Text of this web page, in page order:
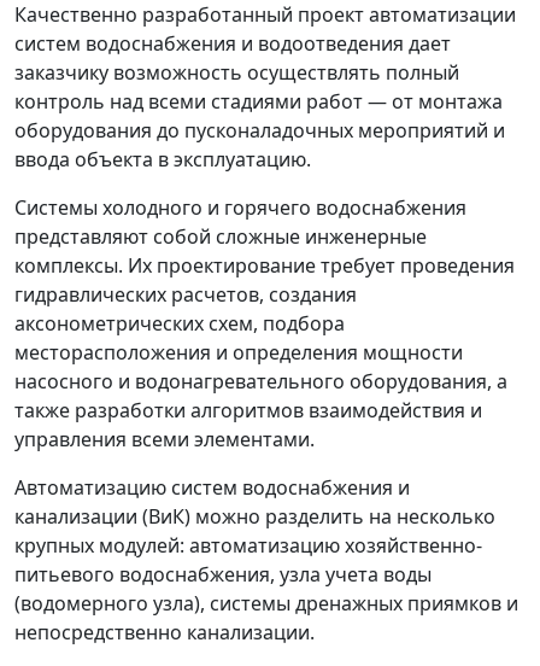
Качественно разработанный проект автоматизации
систем водоснабжения и водоотведения дает
заказчику возможность осуществлять полный
контроль над всеми стадиями работ — от монтажа
оборудования до пусконаладочных мероприятий и
ввода объекта в эксплуатацию.
Системы холодного и горячего водоснабжения
представляют собой сложные инженерные
комплексы. Их проектирование требует проведения
гидравлических расчетов, создания
аксонометрических схем, подбора
месторасположения и определения мощности
насосного и водонагревательного оборудования, а
также разработки алгоритмов взаимодействия и
управления всеми элементами.
Автоматизацию систем водоснабжения и
канализации (ВиК) можно разделить на несколько
крупных модулей: автоматизацию хозяйственно-
питьевого водоснабжения, узла учета воды
(водомерного узла), системы дренажных приямков и
непосредственно канализации.